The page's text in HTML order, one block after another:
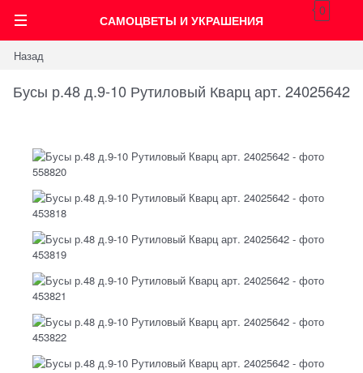
САМОЦВЕТЫ И УКРАШЕНИЯ
0
Назад
Бусы р.48 д.9-10 Рутиловый Кварц арт. 24025642